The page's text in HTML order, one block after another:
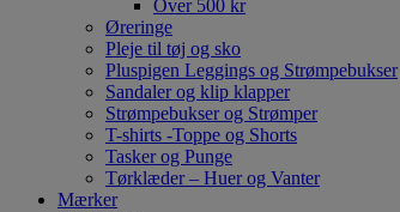
Over 500 kr
Øreringe
Pleje til tøj og sko
Pluspigen Leggings og Strømpebukser
Sandaler og klip klapper
Strømpebukser og Strømper
T-shirts -Toppe og Shorts
Tasker og Punge
Tørklæder – Huer og Vanter
Mærker